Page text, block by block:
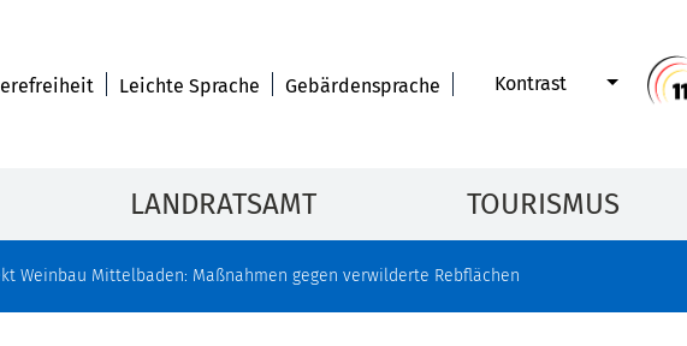
Leichte Sprache Gebärdensprache Kontrast
LANDRATSAMT TOURISMUS
Weinbau Mittelbaden: Maßnahmen gegen verwilderte Rebflächen